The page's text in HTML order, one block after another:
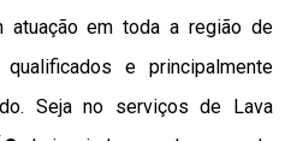
atuação em toda a região de
e principalmente
Seja no serviços de Lava